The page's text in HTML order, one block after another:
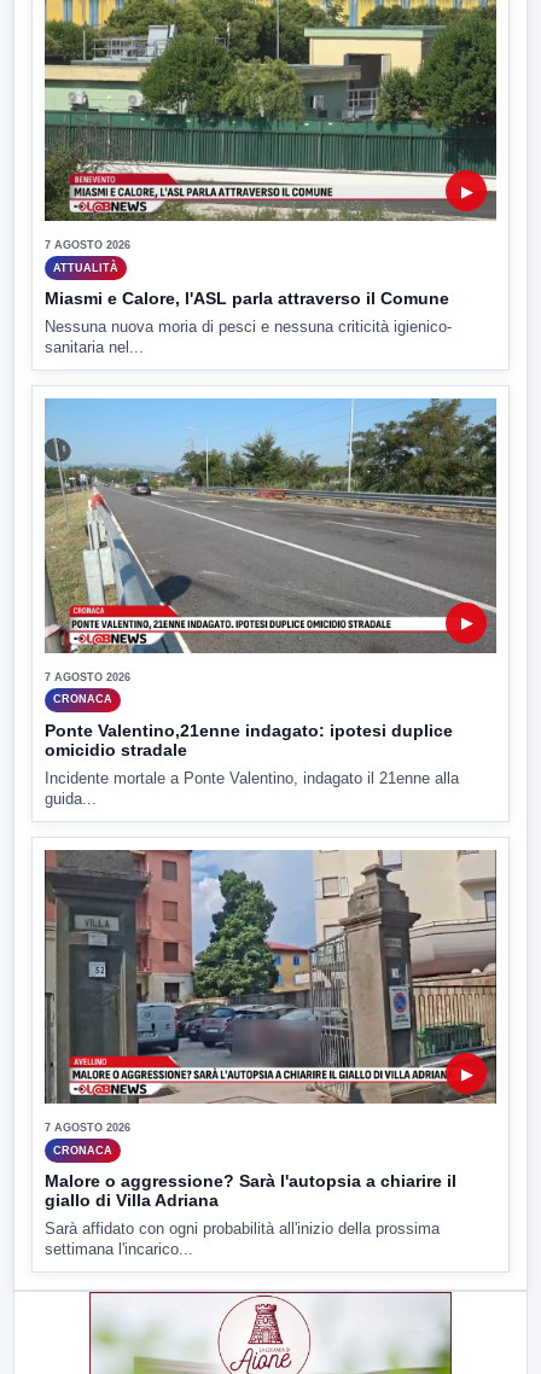
▶
7 AGOSTO 2026
ATTUALITÀ
Miasmi e Calore, l'ASL parla attraverso il Comune
Nessuna nuova moria di pesci e nessuna criticità igienico-
sanitaria nel...
▶
7 AGOSTO 2026
CRONACA
Ponte Valentino,21enne indagato: ipotesi duplice
omicidio stradale
Incidente mortale a Ponte Valentino, indagato il 21enne alla
guida...
▶
7 AGOSTO 2026
CRONACA
Malore o aggressione? Sarà l'autopsia a chiarire il
giallo di Villa Adriana
Sarà affidato con ogni probabilità all'inizio della prossima
settimana l'incarico...